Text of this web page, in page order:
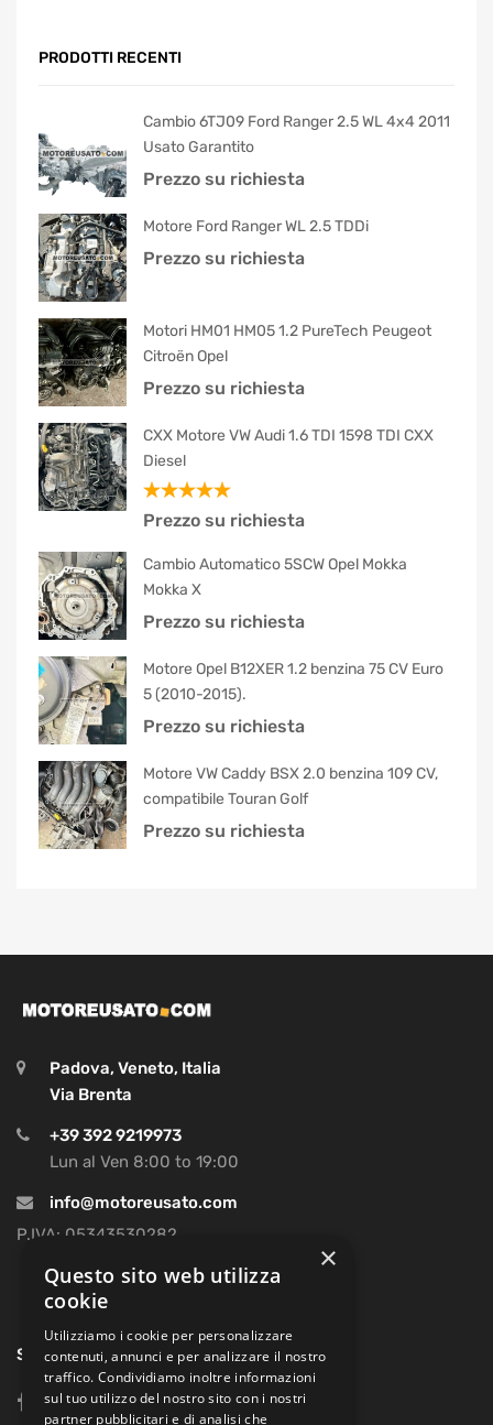
PRODOTTI RECENTI
Cambio 6TJ09 Ford Ranger 2.5 WL 4x4 2011
Usato Garantito
Prezzo su richiesta
Motore Ford Ranger WL 2.5 TDDi
Prezzo su richiesta
Motori HM01 HM05 1.2 PureTech Peugeot
Citroën Opel
Prezzo su richiesta
CXX Motore VW Audi 1.6 TDI 1598 TDI CXX
Diesel
Valutato
Prezzo su richiesta
Cambio Automatico 5SCW Opel Mokka
Mokka X
Prezzo su richiesta
Motore Opel B12XER 1.2 benzina 75 CV Euro
5 (2010-2015).
Prezzo su richiesta
Motore VW Caddy BSX 2.0 benzina 109 CV,
compatibile Touran Golf
Prezzo su richiesta
Padova, Veneto, Italia
Via Brenta
+39 392 9219973
Lun al Ven 8:00 to 19:00
info@motoreusato.com
P.IVA: 05343530282
SOCIAL
facebook
×
Questo sito web utilizza
cookie
Utilizziamo i cookie per personalizzare
contenuti, annunci e per analizzare il nostro
traffico. Condividiamo inoltre informazioni
sul tuo utilizzo del nostro sito con i nostri
partner pubblicitari e di analisi che